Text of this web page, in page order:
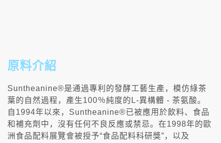
原料介紹
Suntheanine®是通過專利的發酵工藝生產，模仿綠茶
葉的自然過程，產生100％純度的L-異構體 - 茶氨酸。
自1994年以來，Suntheanine®已被應用於飲料、食品
和補充劑中，沒有任何不良反應或禁忌。在1998年的歐
洲食品配料展覽會被授予“食品配料科研獎”，以及